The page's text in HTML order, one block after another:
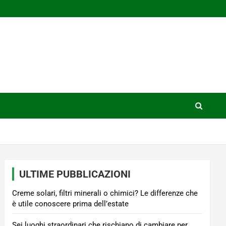
ULTIME PUBBLICAZIONI
Creme solari, filtri minerali o chimici? Le differenze che
è utile conoscere prima dell’estate